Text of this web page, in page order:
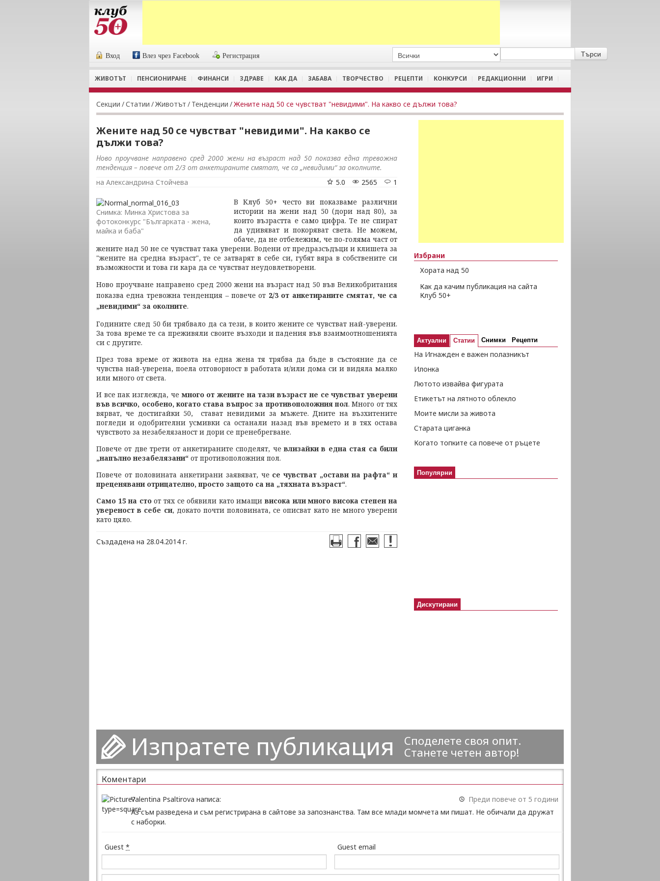
Вход Влез чрез Facebook Регистрация
ЖИВОТЪТ ПЕНСИОНИРАНЕ ФИНАНСИ ЗДРАВЕ КАК ДА ЗАБАВА ТВОРЧЕСТВО РЕЦЕПТИ КОНКУРСИ РЕДАКЦИОННИ ИГРИ
Секции /Статии /Животът / Тенденции /Жените над 50 се чувстват "невидими". На какво се дължи това?
Жените над 50 се чувстват "невидими". На какво се
дължи това?
Ново проучване направено сред 2000 жени на възраст над 50 показва една тревожна
тенденция – повече от 2/3 от анкетираните смятат, че са „невидими“ за околните.
на Александрина Стойчева
1
2565
5.0
Снимка: Минка Христова за
фотоконкурс "Българката - жена,
майка и баба"
В Клуб 50+ често ви показваме различни
истории на жени над 50 (дори над 80), за
които възрастта е само цифра. Те не спират
да удивяват и покоряват света. Не можем,
обаче, да не отбележим, че по-голяма част от
жените над 50 не се чувстват така уверени. Водени от предразсъдъци и клишета за
"жените на средна възраст", те се затварят в себе си, губят вяра в собствените си
възможности и това ги кара да се чувстват неудовлетворени.
Ново проучване направено сред 2000 жени на възраст над 50 във Великобритания
показва една тревожна тенденция – повече от 2/3 от анкетираните смятат, че са
„невидими“ за околните.
Годините след 50 би трябвало да са тези, в които жените се чувстват най-уверени.
За това време те са преживяли своите възходи и падения във взаимоотношенията
си с другите.
През това време от живота на една жена тя трябва да бъде в състояние да се
чувства най-уверена, поела отговорност в работата и/или дома си и видяла малко
или много от света.
И все пак изглежда, чемного от жените на тази възраст не се чувстват уверени
във всичко, особено, когато става въпрос за противоположния пол. Много от тях
вярват, че достигайки 50, стават невидими за мъжете. Дните на възхитените
погледи и одобрителни усмивки са останали назад във времето и в тях остава
чувството за незабелязаност и дори се пренебрегване.
Повече от две трети от анкетираните споделят, чевлизайки в една стая са били
„напълно незабелязани“ от противоположния пол.
Повече от половината анкетирани заявяват, че се чувстват „остави на рафта“ и
преценявани отрицателно, просто защото са на „тяхната възраст“.
Само 15 на стоот тях се обявили като имащивисока или много висока степен на
увереност в себе си, докато почти половината, се описват като не много уверени
като цяло.
Създадена на 28.04.2014 г.
Избрани
Хората над 50
Как да качим публикация на сайта
Клуб 50+
Актуални Статии Снимки Рецепти
На Игнажден е важен полазникът
Илонка
Лютото извайва фигурата
Етикетът на лятното облекло
Моите мисли за живота
Старата циганка
Когато топките са повече от ръцете
Популярни
Дискутирани
Изпратете публикация
Споделете своя опит.
Станете четен автор!
Коментари
Valentina Psaltirova написа:
Преди повече от 5 години
Аз съм разведена и съм регистрирана в сайтове за запознанства. Там все млади момчета ми пишат. Не обичали да дружат
с наборки.
Guest * Guest email